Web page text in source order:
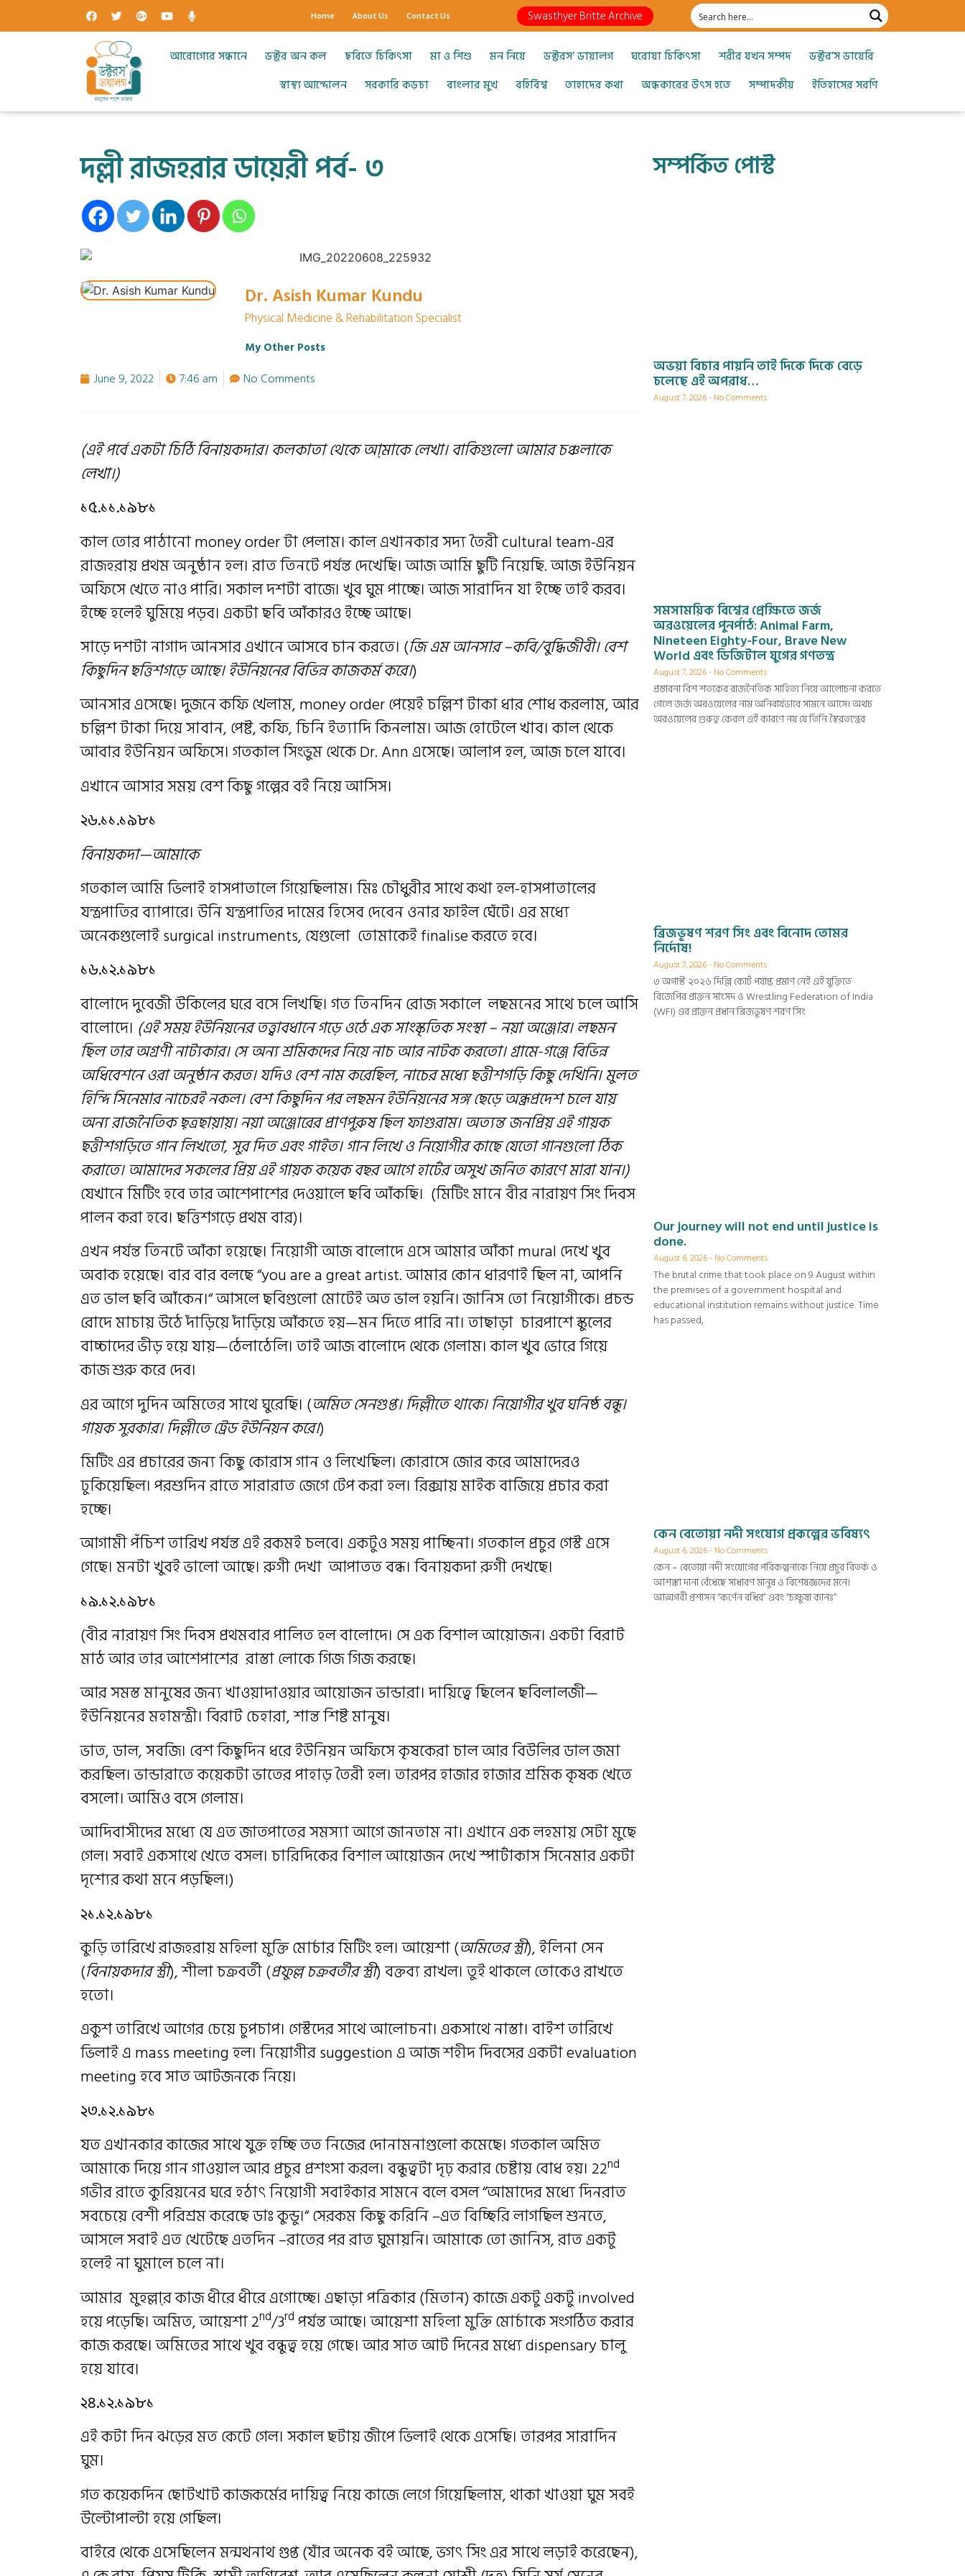
Home About Us Contact Us Swasthyer Britte Archive
আরোগ্যের সন্ধানে ডক্টর অন কল ছবিতে চিকিৎসা মা ও শিশু মন নিয়ে ডক্টরস’ ডায়ালগ ঘরোয়া চিকিৎসা শরীর যখন সম্পদ
ডক্টর’স ডায়েরি
স্বাস্থ্য আন্দোলন
সরকারি কড়চা বাংলার মুখ বহির্বিশ্ব তাহাদের কথা অন্ধকারের উৎস হতে সম্পাদকীয় ইতিহাসের সরণি
দল্লী রাজহরার ডায়েরী পর্ব- ৩
Dr. Asish Kumar Kundu
Physical Medicine & Rehabilitation Specialist
My Other Posts
June 9, 2022 7:46 am No Comments
(এই পর্বে একটা চিঠি বিনায়কদার। কলকাতা থেকে আ্মাকে লেখা। বাকিগুলো আমার চঞ্চলাকে
লেখা।)
১৫.১১.১৯৮১
কাল তোর পাঠানো money order টা পেলাম। কাল এখানকার সদ্য তৈরী cultural team-এর
রাজহরায় প্রথম অনুষ্ঠান হল। রাত তিনটে পর্যন্ত দেখেছি। আজ আমি ছুটি নিয়েছি. আজ ইউনিয়ন
অফিসে খেতে নাও পারি। সকাল দশটা বাজে। খুব ঘুম পাচ্ছে। আজ সারাদিন যা ইচ্ছে তাই করব।
ইচ্ছে হলেই ঘুমিয়ে পড়ব। একটা ছবি আঁকারও ইচ্ছে আছে।
সাড়ে দশটা নাগাদ আনসার এখানে আসবে চান করতে। (জি এম আনসার –কবি/বুদ্ধিজীবী। বেশ
কিছুদিন ছত্তিশগড়ে আছে। ইউনিয়নের বিভিন্ন কাজকর্ম করে।)
আনসার এসেছে। দুজনে কফি খেলাম, money order পেয়েই চল্লিশ টাকা ধার শোধ করলাম, আর
চল্লিশ টাকা দিয়ে সাবান, পেষ্ট, কফি, চিনি ইত্যাদি কিনলাম। আজ হোটেলে খাব। কাল থেকে
আবার ইউনিয়ন অফিসে। গতকাল সিংভুম থেকে Dr. Ann এসেছে। আলাপ হল, আজ চলে যাবে।
এখানে আসার সময় বেশ কিছু গল্পের বই নিয়ে আসিস।
২৬.১১.১৯৮১
বিনায়কদা—আমাকে
গতকাল আমি ভিলাই হাসপাতালে গিয়েছিলাম। মিঃ চৌধুরীর সাথে কথা হল-হাসপাতালের
যন্ত্রপাতির ব্যাপারে। উনি যন্ত্রপাতির দামের হিসেব দেবেন ওনার ফাইল ঘেঁটে। এর মধ্যে
অনেকগুলোই surgical instruments, যেগুলো তোমাকেই finalise করতে হবে।
১৬.১২.১৯৮১
বালোদে দুবেজী উকিলের ঘরে বসে লিখছি। গত তিনদিন রোজ সকালে লছমনের সাথে চলে আসি
বালোদে। (এই সময় ইউনিয়নের তত্ত্বাবধানে গড়ে ওঠে এক সাংস্কৃতিক সংস্থা – নয়া অঞ্জোর। লছমন
ছিল তার অগ্রণী নাট্যকার। সে অন্য শ্রমিকদের নিয়ে নাচ আর নাটক করতো। গ্রামে-গঞ্জে বিভিন্ন
অধিবেশনে ওরা অনুষ্ঠান করত। যদিও বেশ নাম করেছিল, নাচের মধ্যে ছত্তীশগড়ি কিছু দেখিনি। মুলত
হিন্দি সিনেমার নাচেরই নকল। বেশ কিছুদিন পর লছমন ইউনিয়নের সঙ্গ ছেড়ে অন্ধ্রপ্রদেশ চলে যায়
অন্য রাজনৈতিক ছ্ত্রছায়ায়। নয়া অঞ্জোরের প্রাণপুরুষ ছিল ফাগুরাম। অত্যন্ত জনপ্রিয় এই গায়ক
ছত্তীশগড়িতে গান লিখতো, সুর দিত এবং গাইত। গান লিখে ও নিয়োগীর কাছে যেতো গানগুলো ঠিক
করাতে। আমাদের সকলের প্রিয় এই গায়ক কয়েক বছর আগে হার্টের অসুখ জনিত কারণে মারা যান।)
যেখানে মিটিং হবে তার আশেপাশের দেওয়ালে ছবি আঁকছি। (মিটিং মানে বীর নারায়ণ সিং দিবস
পালন করা হবে। ছত্তিশগড়ে প্রথম বার)।
এখন পর্যন্ত তিনটে আঁকা হয়েছে। নিয়োগী আজ বালোদে এসে আমার আঁকা mural দেখে খুব
অবাক হয়েছে। বার বার বলছে “you are a great artist. আমার কোন ধারণাই ছিল না, আপনি
এত ভাল ছবি আঁকেন।“ আসলে ছবিগুলো মোটেই অত ভাল হয়নি। জানিস তো নিয়োগীকে। প্রচন্ড
রোদে মাচায় উঠে দাঁড়িয়ে দাঁড়িয়ে আঁকতে হয়—মন দিতে পারি না। তাছাড়া চারপাশে স্কুলের
বাচ্চাদের ভীড় হয়ে যায়—ঠেলাঠেলি। তাই আজ বালোদে থেকে গেলাম। কাল খুব ভোরে গিয়ে
কাজ শুরু করে দেব।
এর আগে দুদিন অমিতের সাথে ঘুরেছি। (অমিত সেনগুপ্ত। দিল্লীতে থাকে। নিয়োগীর খুব ঘনিষ্ঠ বন্ধু।
গায়ক সুরকার। দিল্লীতে ট্রেড ইউনিয়ন করে।)
মিটিং এর প্রচারের জন্য কিছু কোরাস গান ও লিখেছিল। কোরাসে জোর করে আমাদেরও
ঢুকিয়েছিল। পরশুদিন রাতে সারারাত জেগে টেপ করা হল। রিক্সায় মাইক বাজিয়ে প্রচার করা
হচ্ছে।
আগামী পঁচিশ তারিখ পর্যন্ত এই রকমই চলবে। একটুও সময় পাচ্ছিনা। গতকাল প্রচুর গেস্ট এসে
গেছে। মনটা খুবই ভালো আছে। রুগী দেখা আপাতত বন্ধ। বিনায়কদা রুগী দেখছে।
১৯.১২.১৯৮১
(বীর নারায়ণ সিং দিবস প্রথমবার পালিত হল বালোদে। সে এক বিশাল আয়োজন। একটা বিরাট
মাঠ আর তার আশেপাশের রাস্তা লোকে গিজ গিজ করছে।
আর সমস্ত মানুষের জন্য খাওয়াদাওয়ার আয়োজন ভান্ডারা। দায়িত্বে ছিলেন ছবিলালজী—
ইউনিয়নের মহামন্ত্রী। বিরাট চেহারা, শান্ত শিষ্ট মানুষ।
ভাত, ডাল, সবজি। বেশ কিছুদিন ধরে ইউনিয়ন অফিসে কৃষকেরা চাল আর বিউলির ডাল জমা
করছিল। ভান্ডারাতে কয়েকটা ভাতের পাহাড় তৈরী হল। তারপর হাজার হাজার শ্রমিক কৃষক খেতে
বসলো। আমিও বসে গেলাম।
আদিবাসীদের মধ্যে যে এত জাতপাতের সমস্যা আগে জানতাম না। এখানে এক লহমায় সেটা মুছে
গেল। সবাই একসাথে খেতে বসল। চারিদিকের বিশাল আয়োজন দেখে স্পার্টাকাস সিনেমার একটা
দৃশ্যের কথা মনে পড়ছিল।)
২১.১২.১৯৮১
কুড়ি তারিখে রাজহরায় মহিলা মুক্তি মোর্চার মিটিং হল। আয়েশা (অমিতের স্ত্রী), ইলিনা সেন
(বিনায়কদার স্ত্রী), শীলা চক্রবর্তী (প্রফুল্ল চক্রবর্তীর স্ত্রী) বক্তব্য রাখল। তুই থাকলে তোকেও রাখতে
হতো।
একুশ তারিখে আগের চেয়ে চুপচাপ। গেস্টদের সাথে আলোচনা। একসাথে নাস্তা। বাইশ তারিখে
ভিলাই এ mass meeting হল। নিয়োগীর suggestion এ আজ শহীদ দিবসের একটা evaluation
meeting হবে সাত আটজনকে নিয়ে।
২৩.১২.১৯৮১
যত এখানকার কাজের সাথে যুক্ত হচ্ছি তত নিজের দোনামনাগুলো কমেছে। গতকাল অমিত
আমাকে দিয়ে গান গাওয়াল আর প্রচুর প্রশংসা করল। বন্ধুত্বটা দৃঢ় করার চেষ্টায় বোধ হয়। 22nd
গভীর রাতে কুরিয়নের ঘরে হঠাৎ নিয়োগী সবাইকার সামনে বলে বসল “আমাদের মধ্যে দিনরাত
সবচেয়ে বেশী পরিশ্রম করেছে ডাঃ কুন্ডু।“ সেরকম কিছু করিনি –এত বিচ্ছিরি লাগছিল শুনতে,
আসলে সবাই এত খেটেছে এতদিন –রাতের পর রাত ঘুমায়নি। আমাকে তো জানিস, রাত একটু
হলেই না ঘুমালে চলে না।
আমার মুহল্লা্র কাজ ধীরে ধীরে এগোচ্ছে। এছাড়া পত্রিকার (মিতান) কাজে একটু একটু involved
হয়ে পড়েছি। অমিত, আয়েশা 2nd/3rd পর্যন্ত আছে। আয়েশা মহিলা মুক্তি মোর্চাকে সংগঠিত করার
কাজ করছে। অমিতের সাথে খুব বন্ধুত্ব হয়ে গেছে। আর সাত আট দিনের মধ্যে dispensary চালু
হয়ে যাবে।
২৪.১২.১৯৮১
এই কটা দিন ঝড়ের মত কেটে গেল। সকাল ছটায় জীপে ভিলাই থেকে এসেছি। তারপর সারাদিন
ঘুম।
গত কয়েকদিন ছোটখাট কাজকর্মের দায়িত্ব নিয়ে কাজে লেগে গিয়েছিলাম, থাকা খাওয়া ঘুম সবই
উল্টোপাল্টা হয়ে গেছিল।
বাইরে থেকে এসেছিলেন মন্মথনাথ গুপ্ত (যাঁর অনেক বই আছে, ভগৎ সিং এর সাথে লড়াই করেছেন),
সম্পর্কিত পোস্ট
অভয়া বিচার পায়নি তাই দিকে দিকে বেড়ে
চলেছে এই অপরাধ…
August 7, 2026 No Comments
সমসাময়িক বিশ্বের প্রেক্ষিতে জর্জ
অরওয়েলের পুনর্পাঠ: Animal Farm,
Nineteen Eighty-Four, Brave New
World এবং ডিজিটাল যুগের গণতন্ত্র
August 7, 2026 No Comments
প্রস্তাবনা বিশ শতকের রাজনৈতিক সাহিত্য নিয়ে আলোচনা করতে
গেলে জর্জ অরওয়েলের নাম অনিবার্যভাবে সামনে আসে। অথচ
অরওয়েলের গুরুত্ব কেবল এই কারণে নয় যে তিনি স্বৈরতন্ত্রের
ব্রিজভূষণ শরণ সিং এবং বিনোদ তোমর
নির্দোষ!
August 7, 2026 No Comments
৩ অগাস্ট ২০২৬ দিল্লি কোর্ট পর্যাপ্ত প্রমাণ নেই এই যুক্তিতে
বিজেপির প্রাক্তন সাংসদ ও Wrestling Federation of India
(WFI) এর প্রাক্তন প্রধান ব্রিজভূষণ শরণ সিং
Our journey will not end until justice is
done.
August 6, 2026 No Comments
The brutal crime that took place on 9 August within
the premises of a government hospital and
educational institution remains without justice. Time
has passed,
কেন বেতোয়া নদী সংযোগ প্রকল্পের ভবিষ্যৎ
August 6, 2026 No Comments
কেন – বেতোয়া নদী সংযোগের পরিকল্পনাকে নিয়ে প্রচুর বিতর্ক ও
আশঙ্কা দানা বেঁধেছে সাধারণ মানুষ ও বিশেষজ্ঞদের মনে।
আত্মগর্বী প্রশাসন “কর্ণেন বধির” এবং “চক্ষুষা কানঃ”